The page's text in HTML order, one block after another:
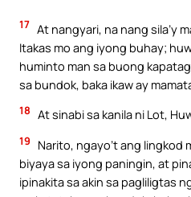
17 At nangyari, na nang sila’y
Itakas mo ang iyong buhay;
huminto man sa buong
sa bundok, baka ikaw ay
18 At sinabi sa kanila ni Lot,
19
Narito, ngayo’t ang lingkod
biyaya sa iyong paningin, at
ipinakita sa akin sa pagliligtas